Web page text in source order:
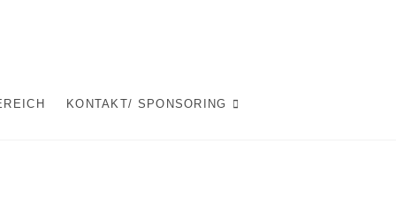
KONTAKT/ SPONSORING